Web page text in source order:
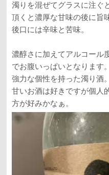
濁りを混ぜてグラスに注ぐ
頂くと濃厚な甘味の後に旨
後口には辛味と苦味。
濃醇さに加えてアルコール
でお腹いっぱいとなります。
強力な個性を持った濁り酒。
甘いお酒は好きですが個人
方が好みかなぁ。